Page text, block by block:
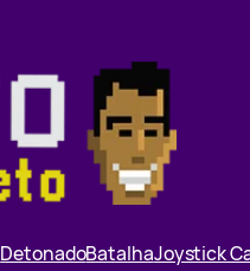
DetonadoBatalhaJoystick